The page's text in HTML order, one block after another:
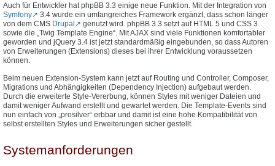
Auch für Entwickler hat phpBB 3.3 einige neue Funktion. Mit der Integration von
Symfony
3.4 wurde ein umfangreiches Framework ergänzt, dass schon länger
von dem CMS Drupal
genutzt wird. phpBB 3.3 setzt auf HTML 5 und CSS 3
sowie die „Twig Template Engine“. Mit AJAX sind viele Funktionen komfortabler
geworden und jQuery 3.4 ist jetzt standardmäßig eingebunden, so dass Autoren
von Erweiterungen (Extensions) dieses bei ihrer Entwicklung voraussetzen
können.
Beim neuen Extension-System kann jetzt auf Routing und Controller, Composer,
Migrations und Abhängigkeiten (Dependency Injection) aufgebaut werden.
Durch die erweiterte Style-Vererbung, können Styles mit weniger Dateien und
damit weniger Aufwand erstellt und gewartet werden. Die Template-Events sind
nun einfach von „prosilver“ erbbar und damit ist eine hohe Kompatibilität von
selbst erstellten Styles und Erweiterungen sicher gestellt.
Systemanforderungen